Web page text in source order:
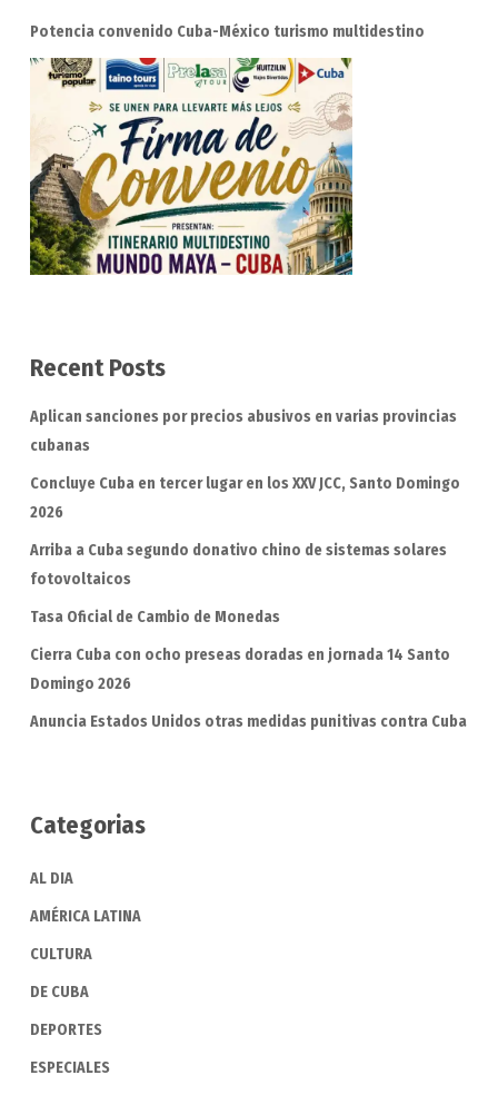
Potencia convenido Cuba-México turismo multidestino
Recent Posts
Aplican sanciones por precios abusivos en varias provincias
cubanas
Concluye Cuba en tercer lugar en los XXV JCC, Santo Domingo
2026
Arriba a Cuba segundo donativo chino de sistemas solares
fotovoltaicos
Tasa Oficial de Cambio de Monedas
Cierra Cuba con ocho preseas doradas en jornada 14 Santo
Domingo 2026
Anuncia Estados Unidos otras medidas punitivas contra Cuba
Categorias
AL DIA
AMÉRICA LATINA
CULTURA
DE CUBA
DEPORTES
ESPECIALES